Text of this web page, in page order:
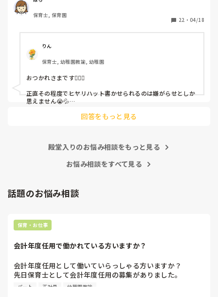
しかも、上司に↑この内容でも
ちゃんと考えて対策を練って書き込むようにと。
呼ばれて一緒に対策を考えさせられること多数
これだけで30〜40分拘束されて辛いです
皆さんの園はどうですか?
保育士, 保育園
22 ・ 04/18
りん
保育士, 幼稚園教諭, 幼稚園
おつかれさまです🙇🏻‍♀️
正直その程度でヒヤリハット書かせられるのは嫌がらせとしか
思えません😭💦
回答をもっと見る
殿堂入りのお悩み相談をもっと見る
お悩み相談をすべて見る
話題のお悩み相談
保育・お仕事
会計年度任用で働かれている方いますか？
会計年度任用として働いていらっしゃる方いますか？
先日保育士として会計年度任用の募集がありました。
赤ちゃん訪問を主にするようですが、園勤務ではなく、保育
パート 正社員 幼稚園教諭